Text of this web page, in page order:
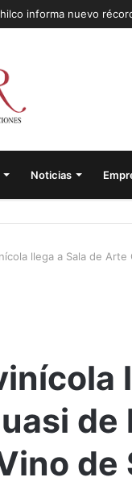
informa nuevo
Noticias
llega a Sala de
de
de